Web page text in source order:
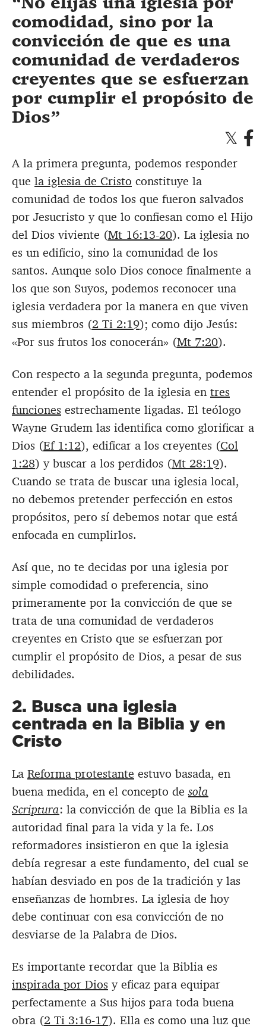
comodidad, sino por la
convicción de que es una
comunidad de verdaderos
creyentes que se esfuerzan
por cumplir el propósito de
Dios
A la primera pregunta, podemos responder
que la iglesia de Cristo constituye la
comunidad de todos los que fueron salvados
por Jesucristo y que lo confiesan como el Hijo
del Dios viviente (Mt 16:13-20). La iglesia no
es un edificio, sino la comunidad de los
santos. Aunque solo Dios conoce finalmente a
los que son Suyos, podemos reconocer una
iglesia verdadera por la manera en que viven
sus miembros (2 Ti 2:19); como dijo Jesús:
«Por sus frutos los conocerán» (Mt 7:20).
Con respecto a la segunda pregunta, podemos
entender el propósito de la iglesia en tres
funciones estrechamente ligadas. El teólogo
Wayne Grudem las identifica como glorificar a
Dios (Ef 1:12), edificar a los creyentes (Col
1:28) y buscar a los perdidos (Mt 28:19).
Cuando se trata de buscar una iglesia local,
no debemos pretender perfección en estos
propósitos, pero sí debemos notar que está
enfocada en cumplirlos.
Así que, no te decidas por una iglesia por
simple comodidad o preferencia, sino
primeramente por la convicción de que se
trata de una comunidad de verdaderos
creyentes en Cristo que se esfuerzan por
cumplir el propósito de Dios, a pesar de sus
debilidades.
2. Busca una iglesia
centrada en la Biblia y en
Cristo
La Reforma protestante estuvo basada, en
buena medida, en el concepto desola
Scriptura: la convicción de que la Biblia es la
autoridad final para la vida y la fe. Los
reformadores insistieron en que la iglesia
debía regresar a este fundamento, del cual se
habían desviado en pos de la tradición y las
enseñanzas de hombres. La iglesia de hoy
debe continuar con esa convicción de no
desviarse de la Palabra de Dios.
Es importante recordar que la Biblia es
inspirada por Dios y eficaz para equipar
perfectamente a Sus hijos para toda buena
obra (2 Ti 3:16-17). Ella es como una luz que